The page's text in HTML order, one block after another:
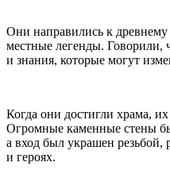
Они направились к
местные легенды. Говорили,
и знания, которые могут
Когда они достигли храма,
Огромные каменные стены
а вход был украшен резьбой,
и героях.